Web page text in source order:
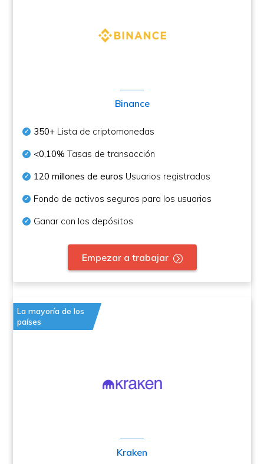
Binance
350+ Lista de criptomonedas
<0,10% Tasas de transacción
120 millones de euros Usuarios registrados
Fondo de activos seguros para los usuarios
Ganar con los depósitos
Empezar a trabajar
La mayoría de los
países
Kraken